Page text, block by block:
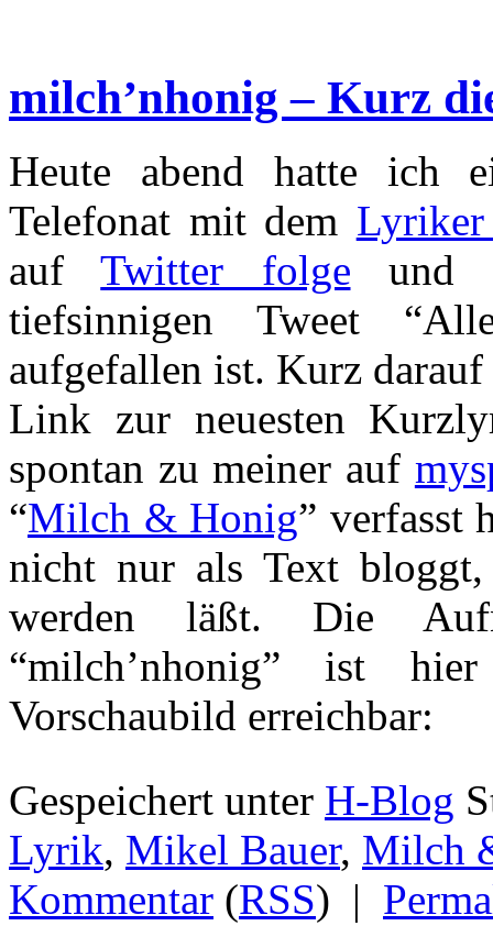
milch’nhonig – Kurz
Heute abend hatte ich
Telefonat mit dem
aufTwitter folge und
tiefsinnigen Tweet
aufgefallen ist. Kurz
Link zur neuesten
spontan zu meiner auf
“Milch & Honig” verfasst
nicht nur als Text
werden läßt. Die
“milch’nhonig” ist
Vorschaubild erreichbar:
Gespeichert unter H-Blog
Lyrik, Mikel Bauer, Milch
Kommentar (RSS) |